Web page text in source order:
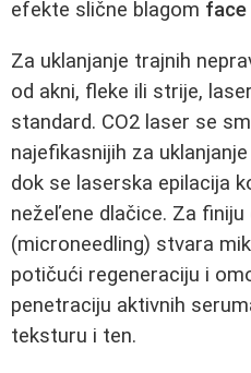
efekte slične blagom
Za uklanjanje trajnih
od akni, fleke ili strije,
standard. CO2 laser se
najefikasnijih za
dok se laserska epilacija
nežeľene dlačice. Za finiju
(microneedling) stvara
potičući regeneraciju i
penetraciju aktivnih
teksturu i ten.